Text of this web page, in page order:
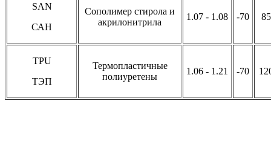
SAN
САН
Сополимер стирола и
акрилонитрила
1.07 - 1.08 -70 85
TPU
ТЭП
Термопластичные
полиуретены
1.06 - 1.21 -70